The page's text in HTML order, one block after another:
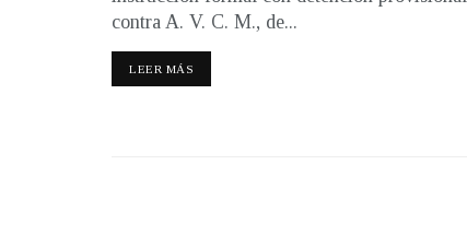
contra A. V. C. M., de...
LEER MÁS